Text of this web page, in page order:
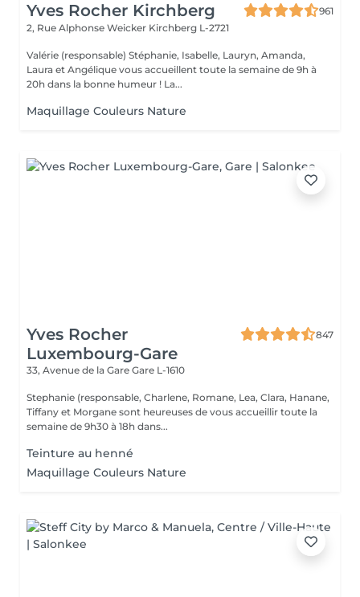
Yves Rocher Kirchberg
961
2, Rue Alphonse Weicker Kirchberg L-2721
Valérie (responsable) Stéphanie, Isabelle, Lauryn, Amanda,
Laura et Angélique vous accueillent toute la semaine de 9h à
20h dans la bonne humeur ! La...
Maquillage Couleurs Nature
Yves Rocher
Luxembourg-Gare
847
33, Avenue de la Gare Gare L-1610
Stephanie (responsable, Charlene, Romane, Lea, Clara, Hanane,
Tiffany et Morgane sont heureuses de vous accueillir toute la
semaine de 9h30 à 18h dans...
Teinture au henné
Maquillage Couleurs Nature